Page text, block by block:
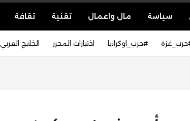
سياسة مال واعمال تقنية ثقافة
#حرب_اوكرانيا اختيارات المحرر الخليج العربي